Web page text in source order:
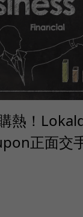
熱！
正面交